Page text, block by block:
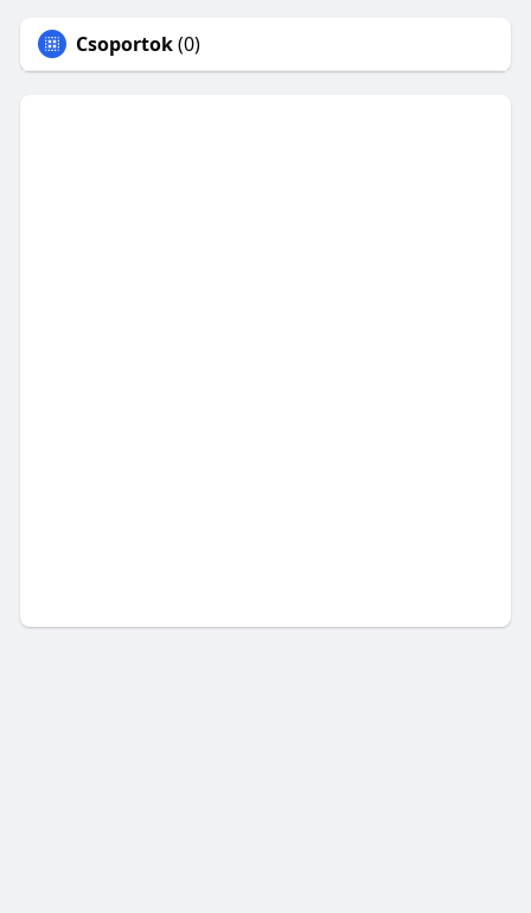
Csoportok(0)